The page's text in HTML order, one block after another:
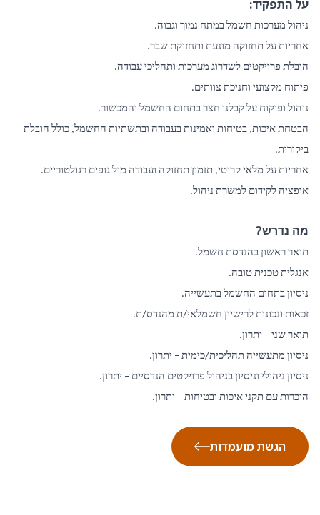
על התפקיד:
ניהול מערכות חשמל במתח נמוך וגבוה.
אחריות על תחזוקה מונעת ותחזוקת שבר.
הובלת פרויקטים לשדרוג מערכות ותהליכי עבודה.
פיתוח מקצועי וחניכת צוותים.
ניהול ופיקוח על קבלני חצר בתחום החשמל והמכשור.
הבטחת איכות, בטיחות ואמינות בעבודה ובתשתיות החשמל, כולל הובלת
ביקורות.
אחריות על מלאי קריטי, תזמון תחזוקה ועבודה מול גופים רגולטוריים.
אופציה לקידום למשרת ניהול.
מה נדרש?
תואר ראשון בהנדסת חשמל.
אנגלית טכנית טובה.
ניסיון בתחום החשמל בתעשייה.
זכאות ונכונות לרישיון חשמלאי/ת מהנדס/ת.
תואר שני – יתרון.
ניסיון מתעשייה תהליכית/כימית – יתרון.
ניסיון ניהולי וניסיון בניהול פרויקטים הנדסיים – יתרון.
היכרות עם תקני איכות ובטיחות – יתרון.
הגשת מועמדות